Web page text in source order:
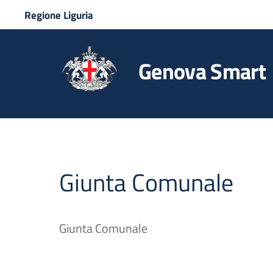
Regione Liguria
Genova Smart
Giunta Comunale
Giunta Comunale